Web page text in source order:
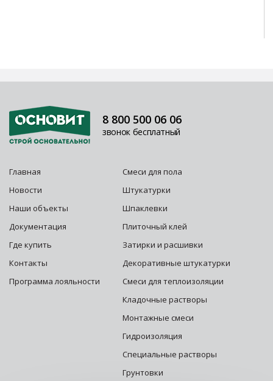
Главная
Новости
Наши объекты
Документация
Где купить
Контакты
Программа лояльности
Смеси для пола
Штукатурки
Шпаклевки
Плиточный клей
Затирки и расшивки
Декоративные штукатурки
Смеси для теплоизоляции
Кладочные растворы
Монтажные смеси
Гидроизоляция
Специальные растворы
Грунтовки
8 800 500 06 06
звонок бесплатный